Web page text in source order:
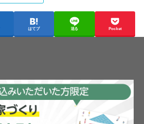
はてブ 送る Pocket